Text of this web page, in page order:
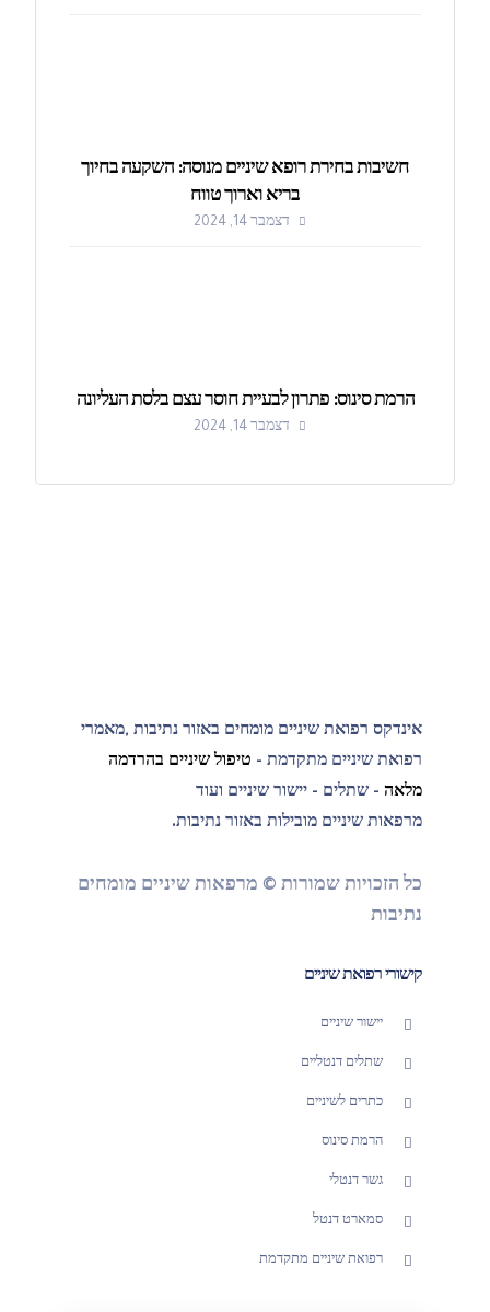
חשיבות בחירת רופא שיניים מנוסה: השקעה בחיוך
בריא וארוך טווח
דצמבר 14, 2024
הרמת סינוס: פתרון לבעיית חוסר עצם בלסת העליונה
דצמבר 14, 2024
אינדקס רפואת שיניים מומחים באזור נתיבות ,מאמרי
רפואת שיניים מתקדמת - טיפול שיניים בהרדמה
מלאה - שתלים - יישור שיניים ועוד
מרפאות שיניים מובילות באזור נתיבות.
כל הזכויות שמורות © מרפאות שיניים מומחים
נתיבות
קישורי רפואת שיניים
יישור שיניים
שתלים דנטליים
כתרים לשיניים
הרמת סינוס
גשר דנטלי
סמארט דנטל
רפואת שיניים מתקדמת